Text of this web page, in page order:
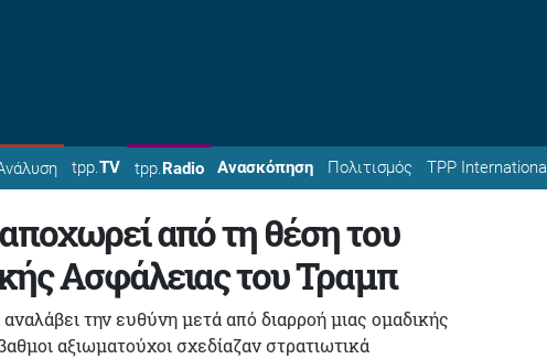
tpp.TV tpp.Radio Ανασκόπηση Πολιτισμός TPP International
από τη θέση του
Ασφάλειας του Τραμπ
την ευθύνη μετά από διαρροή μιας ομαδικής
αξιωματούχοι σχεδίαζαν στρατιωτικά